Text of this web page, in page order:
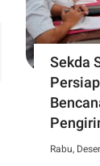
Sekda
Rabu,